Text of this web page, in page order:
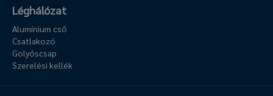
Léghálózat
Alumínium cső
Csatlakozó
Golyóscsap
Szerelési kellék